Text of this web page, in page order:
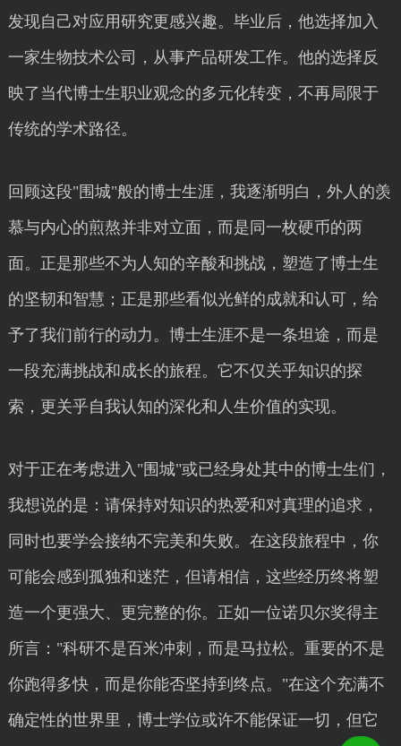
发现自己对应用研究更感兴趣。毕业后，他选择加入
一家生物技术公司，从事产品研发工作。他的选择反
映了当代博士生职业观念的多元化转变，不再局限于
传统的学术路径。
回顾这段"围城"般的博士生涯，我逐渐明白，外人的羡
慕与内心的煎熬并非对立面，而是同一枚硬币的两
面。正是那些不为人知的辛酸和挑战，塑造了博士生
的坚韧和智慧；正是那些看似光鲜的成就和认可，给
予了我们前行的动力。博士生涯不是一条坦途，而是
一段充满挑战和成长的旅程。它不仅关乎知识的探
索，更关乎自我认知的深化和人生价值的实现。
对于正在考虑进入"围城"或已经身处其中的博士生们，
我想说的是：请保持对知识的热爱和对真理的追求，
同时也要学会接纳不完美和失败。在这段旅程中，你
可能会感到孤独和迷茫，但请相信，这些经历终将塑
造一个更强大、更完整的你。正如一位诺贝尔奖得主
所言："科研不是百米冲刺，而是马拉松。重要的不是
你跑得多快，而是你能否坚持到终点。"在这个充满不
确定性的世界里，博士学位或许不能保证一切，但它